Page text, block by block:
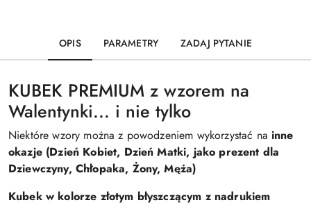
OPIS PARAMETRY ZADAJ PYTANIE
KUBEK PREMIUM z wzorem na
Walentynki... i nie tylko
Niektóre wzory można z powodzeniem wykorzystać na inne
okazje (Dzień Kobiet, Dzień Matki, jako prezent dla
Dziewczyny, Chłopaka, Żony, Męża)
Kubek w kolorze złotym błyszczącym z nadrukiem